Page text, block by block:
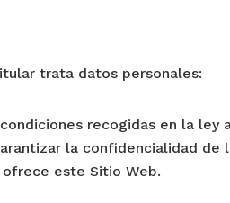
trata datos personales:
recogidas en la
la confidencialidad de
ofrece este Sitio Web.